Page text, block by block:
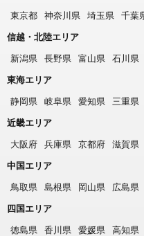
東京都
神奈川県 埼玉県 千葉
信越・北陸エリア
新潟県
長野県 富山県 石川県
東海エリア
静岡県
岐阜県 愛知県
三重県
近畿エリア
大阪府
兵庫県 京都府 滋賀県
中国エリア
鳥取県
島根県 岡山県 広島県
四国エリア
徳島県
香川県 愛媛県
高知県